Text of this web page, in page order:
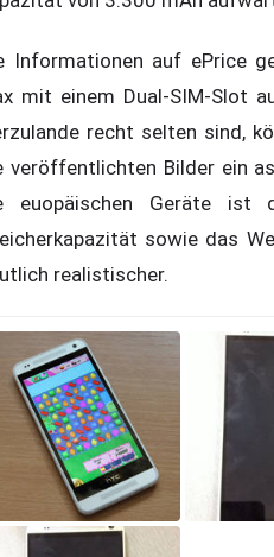
Informationen auf ePrice
mit einem Dual-SIM-Slot
recht selten sind,
veröffentlichten Bilder ein
euopäischen Geräte ist
sowie das
realistischer.